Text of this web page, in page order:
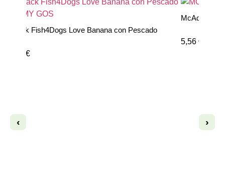
‹
Fish4Dogs Love Banana con Pescado
McAdams
5,56€
›